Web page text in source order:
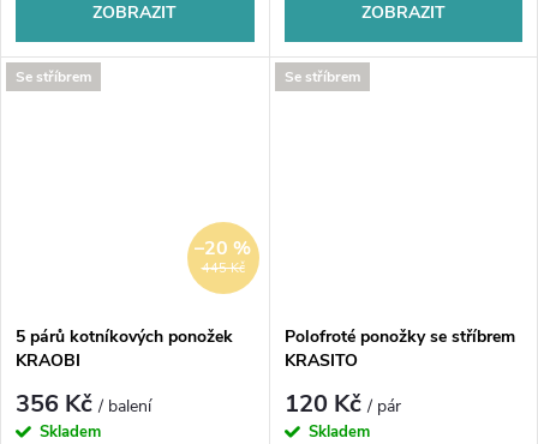
ZOBRAZIT ZOBRAZIT
Se stříbrem
445 Kč
–20 %
5 párů kotníkových ponožek
KRAOBI
356 Kč/ balení
Skladem
Se stříbrem
Polofroté ponožky se stříbrem
KRASITO
120 Kč/ pár
Skladem